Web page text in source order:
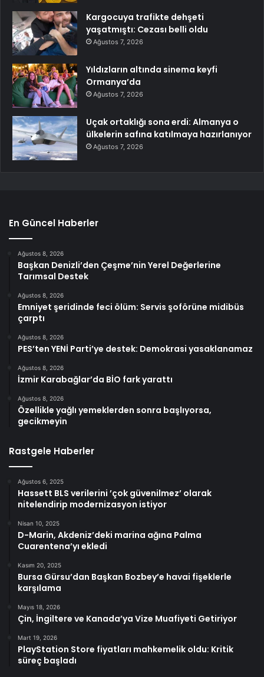
Kargocuya trafikte dehşeti
yaşatmıştı: Cezası belli oldu
Ağustos 7, 2026
Yıldızların altında sinema keyfi
Ormanya’da
Ağustos 7, 2026
Uçak ortaklığı sona erdi: Almanya o
ülkelerin safına katılmaya hazırlanıyor
Ağustos 7, 2026
En Güncel Haberler
Ağustos 8, 2026
Başkan Denizli’den Çeşme’nin Yerel Değerlerine
Tarımsal Destek
Ağustos 8, 2026
Emniyet şeridinde feci ölüm: Servis şoförüne midibüs
çarptı
Ağustos 8, 2026
PES’ten YENİ Parti’ye destek: Demokrasi yasaklanamaz
Ağustos 8, 2026
İzmir Karabağlar’da BİO fark yarattı
Ağustos 8, 2026
Özellikle yağlı yemeklerden sonra başlıyorsa,
gecikmeyin
Rastgele Haberler
Ağustos 6, 2025
Hassett BLS verilerini ’çok güvenilmez’ olarak
nitelendirip modernizasyon istiyor
Nisan 10, 2025
D-Marin, Akdeniz’deki marina ağına Palma
Cuarentena’yı ekledi
Kasım 20, 2025
Bursa Gürsu’dan Başkan Bozbey’e havai fişeklerle
karşılama
Mayıs 18, 2026
Çin, İngiltere ve Kanada’ya Vize Muafiyeti Getiriyor
Mart 19, 2026
PlayStation Store fiyatları mahkemelik oldu: Kritik
süreç başladı